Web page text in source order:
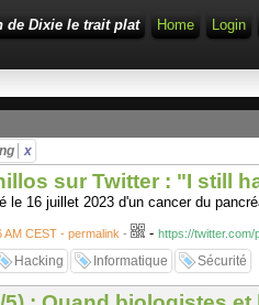
de Dixie le trait plat Home Login
x
sur Twitter : "I still
le 16 juillet 2023 d'un cancer du
CEST - permalink - - https://twitter.com/
Hacking Informatique Sécurité